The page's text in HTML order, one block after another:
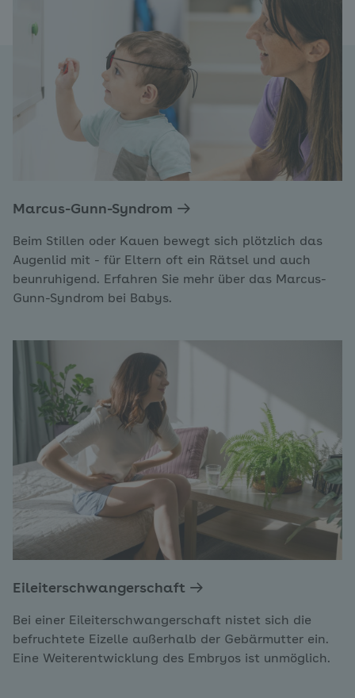
Marcus-Gunn-Syndrom
Beim Stillen oder Kauen bewegt sich plötzlich das
Augenlid mit - für Eltern oft ein Rätsel und auch
beunruhigend. Erfahren Sie mehr über das Marcus-
Gunn-Syndrom bei Babys.
Eileiterschwangerschaft
Bei einer Eileiterschwangerschaft nistet sich die
befruchtete Eizelle außerhalb der Gebärmutter ein.
Eine Weiterentwicklung des Embryos ist unmöglich.